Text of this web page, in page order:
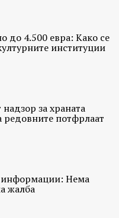
до 4.500 евра: Како се
институции
за храната
редовните потфрлаат
Нема
жалба